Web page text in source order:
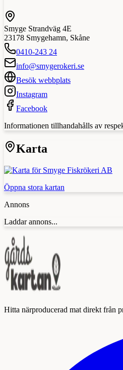
Smyge Strandväg 4E
23178 Smygehamn, Skåne
0410-243 24
info@smygerokeri.se
Besök webbplats
Instagram
Facebook
Informationen tillhandahålls av
Karta
Öppna stora kartan
Annons
Laddar annons...
Hitta närproducerad mat direkt från